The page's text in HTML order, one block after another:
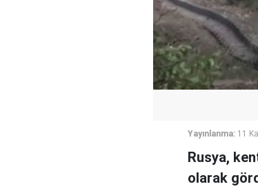
Yayınlanma: 11
Rusya,
olarak